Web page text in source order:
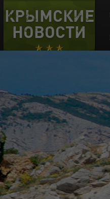
КРЫМСКИЕ
НОВОСТИ